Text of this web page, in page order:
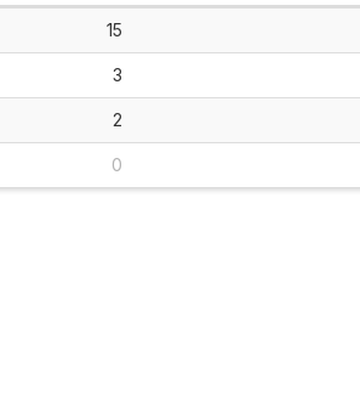
15
3
2
0